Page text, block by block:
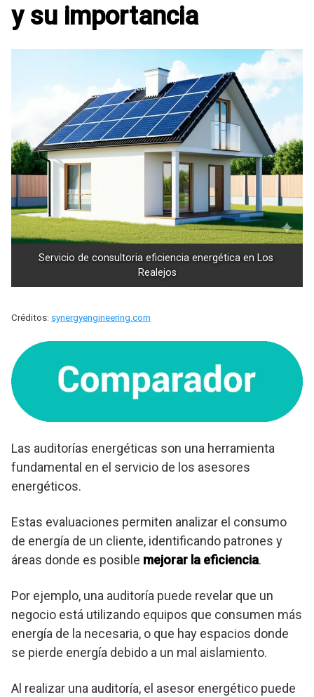
y su importancia
Servicio de consultoria eficiencia energética en Los
Realejos
Créditos: synergyengineering.com
Las auditorías energéticas son una herramienta
fundamental en el servicio de los asesores
energéticos.
Estas evaluaciones permiten analizar el consumo
de energía de un cliente, identificando patrones y
áreas donde es posible mejorar la eficiencia.
Por ejemplo, una auditoría puede revelar que un
negocio está utilizando equipos que consumen más
energía de la necesaria, o que hay espacios donde
se pierde energía debido a un mal aislamiento.
Al realizar una auditoría, el asesor energético puede